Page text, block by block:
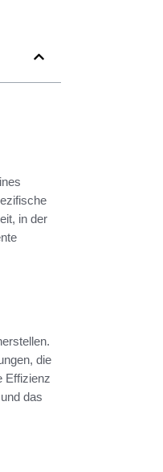
in der
die
Effizienz
das